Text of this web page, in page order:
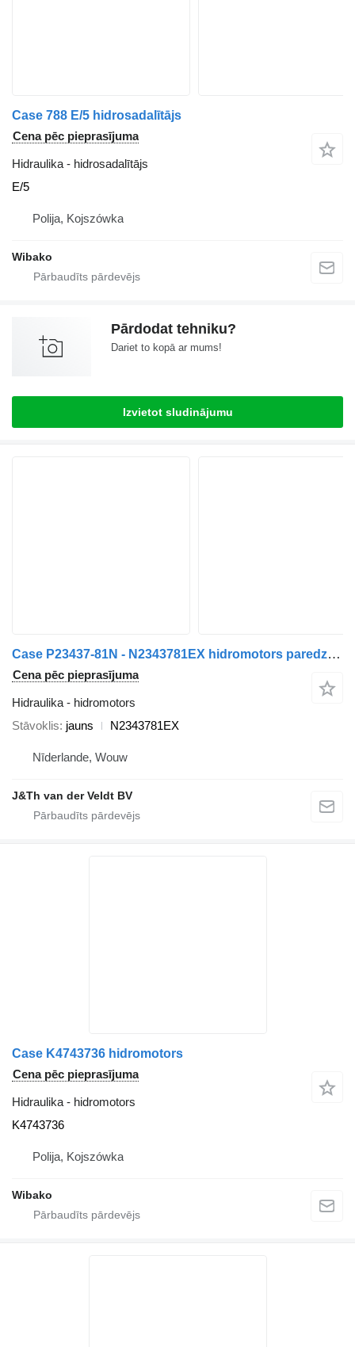
Case 788 E/5 hidrosadalītājs
Cena pēc pieprasījuma
Hidraulika - hidrosadalītājs
E/5
Polija, Kojszówka
Wibako
Pārdodat tehniku?
Dariet to kopā ar mums!
Izvietot sludinājumu
Case P23437-81N - N2343781EX hidromotors paredzēts Case 81 1088 125B 888B 888CB 1088CK 1088CL 1088CS 888BCKE 1088MAXI
Cena pēc pieprasījuma
Hidraulika - hidromotors
Stāvoklis jauns N2343781EX
Nīderlande, Wouw
J&Th van der Veldt BV
Case K4743736 hidromotors
Cena pēc pieprasījuma
Hidraulika - hidromotors
K4743736
Polija, Kojszówka
Wibako